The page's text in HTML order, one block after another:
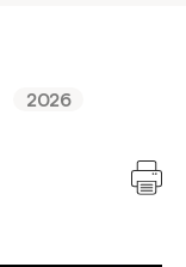
2026